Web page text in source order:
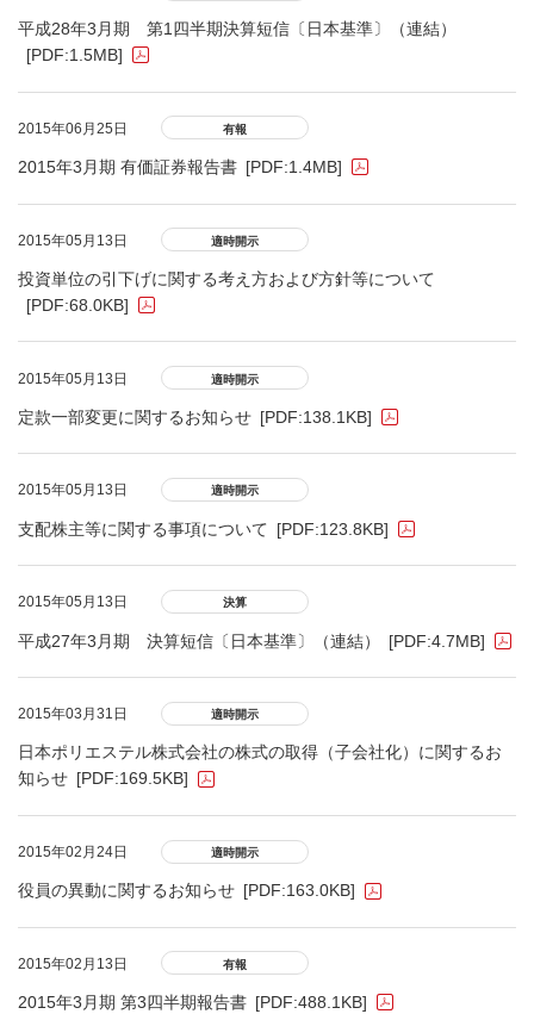
平成28年3月期 第1四半期決算短信〔日本基準〕（連結）
[PDF:1.5MB]
2015年06月25日 有報
2015年3月期 有価証券報告書 [PDF:1.4MB]
2015年05月13日 適時開示
投資単位の引下げに関する考え方および方針等について
[PDF:68.0KB]
2015年05月13日 適時開示
定款一部変更に関するお知らせ [PDF:138.1KB]
2015年05月13日 適時開示
支配株主等に関する事項について [PDF:123.8KB]
2015年05月13日 決算
平成27年3月期 決算短信〔日本基準〕（連結） [PDF:4.7MB]
2015年03月31日 適時開示
日本ポリエステル株式会社の株式の取得（子会社化）に関するお
知らせ [PDF:169.5KB]
2015年02月24日 適時開示
役員の異動に関するお知らせ [PDF:163.0KB]
2015年02月13日 有報
2015年3月期 第3四半期報告書 [PDF:488.1KB]